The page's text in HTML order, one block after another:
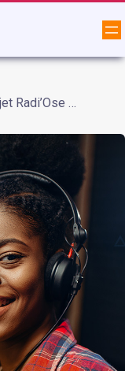
Appel à Candidatures : Rejoignez le Projet Radi’Ose et Devenez une Animatrice Radio Talentueuse !